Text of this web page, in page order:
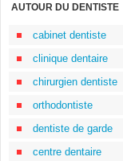
AUTOUR DU DENTISTE
cabinet dentiste
clinique dentaire
chirurgien dentiste
orthodontiste
dentiste de garde
centre dentaire